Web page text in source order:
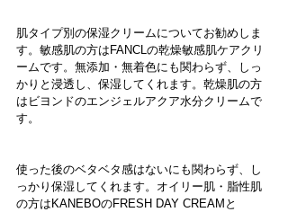
肌タイプ別の保湿クリームについてお勧めしま
す。敏感肌の方はFANCLの乾燥敏感肌ケアクリ
ームです。無添加・無着色にも関わらず、しっ
かりと浸透し、保湿してくれます。乾燥肌の方
はビヨンドのエンジェルアクア水分クリームで
す。
使った後のベタベタ感はないにも関わらず、し
っかり保湿してくれます。オイリー肌・脂性肌
の方はKANEBOのFRESH DAY CREAMと